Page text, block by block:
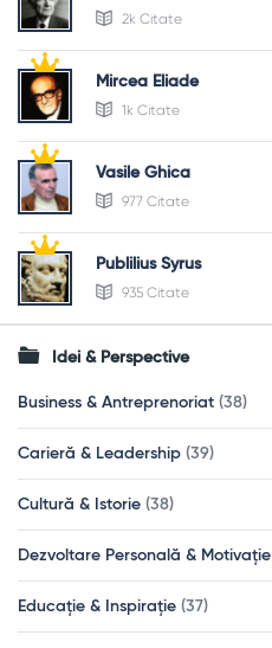
2k Citate
Mircea Eliade
1k Citate
Vasile Ghica
977 Citate
Publilius Syrus
935 Citate
Idei & Perspective
Business & Antreprenoriat (38)
Carieră & Leadership (39)
Cultură & Istorie (38)
Dezvoltare Personală & Motivație
Educație & Inspirație (37)